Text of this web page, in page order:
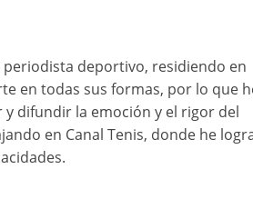
periodista deportivo, residiendo en
en todas sus formas, por lo que
difundir la emoción y el rigor del
en Canal Tenis, donde he